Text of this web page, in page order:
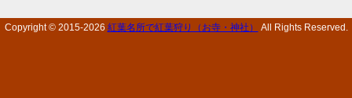
Copyright © 2015-2026 紅葉名所で紅葉狩り（お寺・神社） All Rights Reserved.